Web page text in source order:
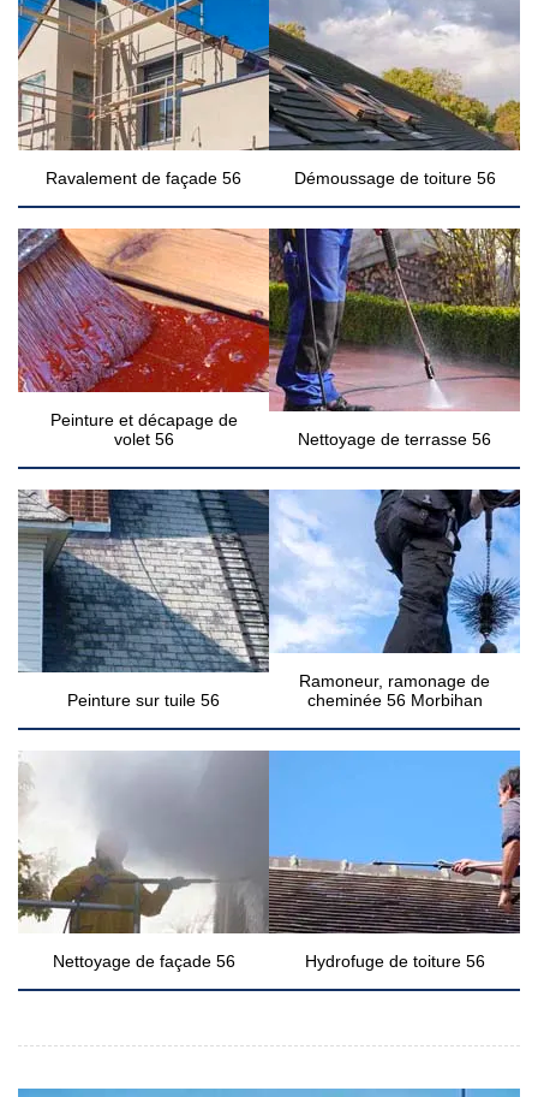
Ravalement de façade 56 Démoussage de toiture 56
Peinture et décapage de
volet 56
Nettoyage de terrasse 56
Peinture sur tuile 56
Ramoneur, ramonage de
cheminée 56 Morbihan
Nettoyage de façade 56 Hydrofuge de toiture 56